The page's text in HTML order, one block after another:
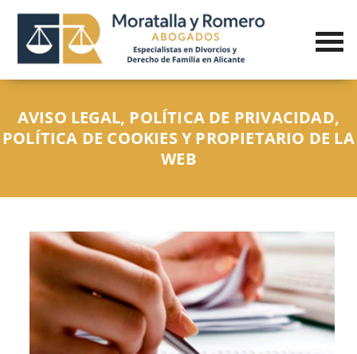
AVISO LEGAL, POLÍTICA DE PRIVACIDAD,
POLÍTICA DE COOKIES Y PROPIETARIO DE LA
WEB